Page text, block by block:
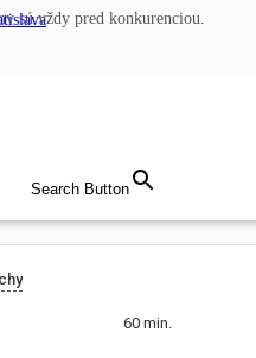
Search Button
sú vždy pred konkurenciou.
60 min.